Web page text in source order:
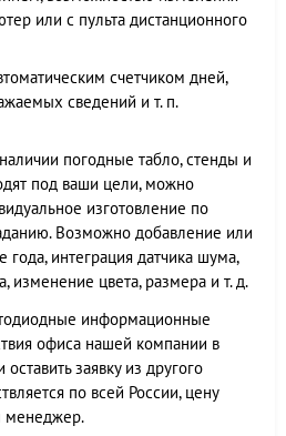
или с пульта дистанционного
счетчиком дней,
сведений и т. п.
погодные табло, стенды и
под ваши цели, можно
изготовление по
Возможно добавление или
года, интеграция датчика шума,
изменение цвета, размера и т. д.
информационные
офиса нашей компании в
заявку из другого
по всей России, цену
менеджер.